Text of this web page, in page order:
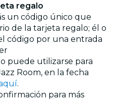
regalo
un código único que
de la tarjeta regalo; él o
código por una entrada
puede utilizarse para
Room, en la fecha
.
para más